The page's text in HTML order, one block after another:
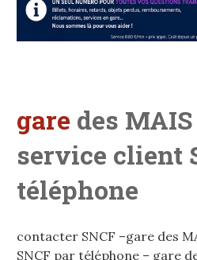
gare des
service client
téléphone
contacter SNCF –gare des
SNCF par téléphone – gare